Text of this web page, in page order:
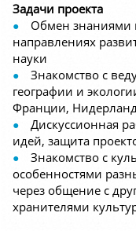
Задачи проекта
Обмен знаниями
направлениях
науки
Знакомство с
географии и
Франции,
Дискуссионная
идей, защита
Знакомство с
особенностями
через общение с
хранителями